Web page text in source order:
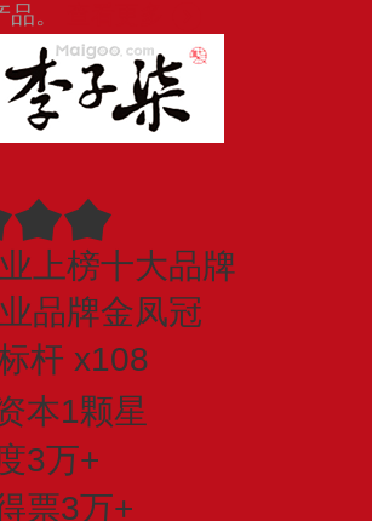
品。
上榜十大品牌
品牌金凤冠
杆 x108
本1颗星
3万+
票3万+